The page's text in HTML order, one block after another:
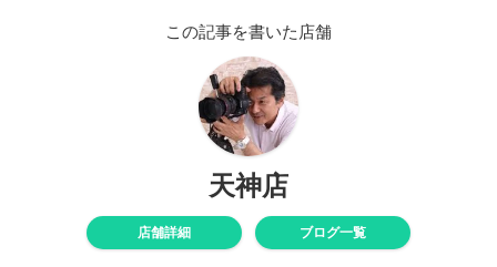
この記事を書いた店舗
天神店
店舗詳細 ブログ一覧